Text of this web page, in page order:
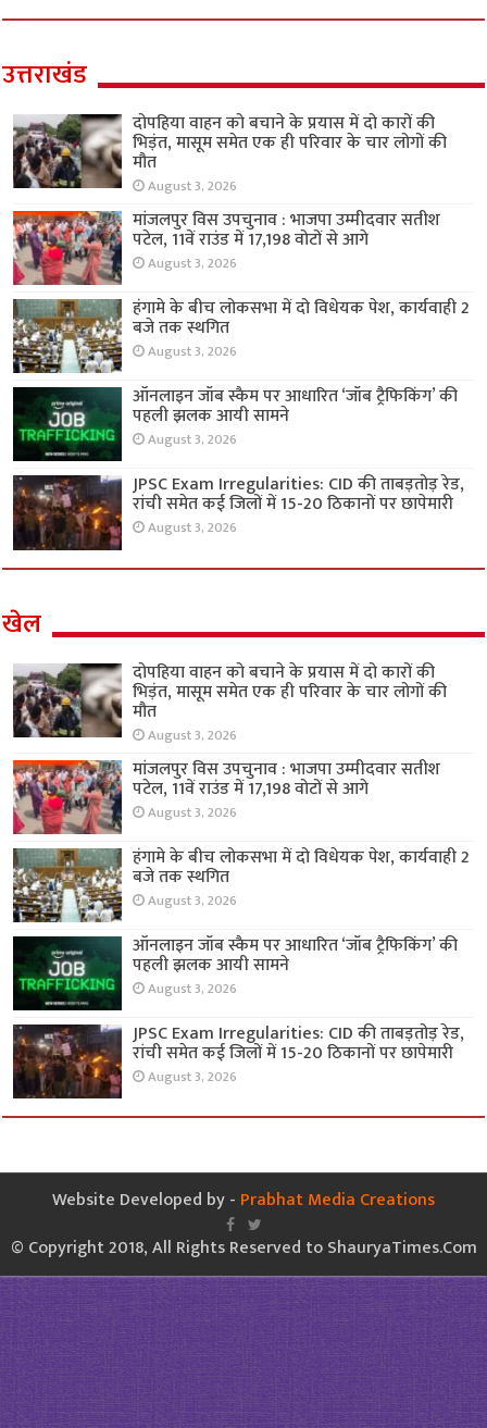
उत्तराखंड
दोपहिया वाहन को बचाने के प्रयास में दो कारों की
भिड़ंत, मासूम समेत एक ही परिवार के चार लोगों की
मौत
August 3, 2026
मांजलपुर विस उपचुनाव : भाजपा उम्मीदवार सतीश
पटेल, 11वें राउंड में 17,198 वोटों से आगे
August 3, 2026
हंगामे के बीच लोकसभा में दो विधेयक पेश, कार्यवाही 2
बजे तक स्थगित
August 3, 2026
ऑनलाइन जॉब स्कैम पर आधारित ‘जॉब ट्रैफिकिंग’ की
पहली झलक आयी सामने
August 3, 2026
JPSC Exam Irregularities: CID की ताबड़तोड़ रेड,
रांची समेत कई जिलों में 15-20 ठिकानों पर छापेमारी
August 3, 2026
खेल
दोपहिया वाहन को बचाने के प्रयास में दो कारों की
भिड़ंत, मासूम समेत एक ही परिवार के चार लोगों की
मौत
August 3, 2026
मांजलपुर विस उपचुनाव : भाजपा उम्मीदवार सतीश
पटेल, 11वें राउंड में 17,198 वोटों से आगे
August 3, 2026
हंगामे के बीच लोकसभा में दो विधेयक पेश, कार्यवाही 2
बजे तक स्थगित
August 3, 2026
ऑनलाइन जॉब स्कैम पर आधारित ‘जॉब ट्रैफिकिंग’ की
पहली झलक आयी सामने
August 3, 2026
JPSC Exam Irregularities: CID की ताबड़तोड़ रेड,
रांची समेत कई जिलों में 15-20 ठिकानों पर छापेमारी
August 3, 2026
Website Developed by - Prabhat Media Creations
© Copyright 2018, All Rights Reserved to ShauryaTimes.Com